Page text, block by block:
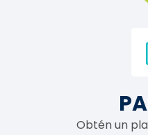
Obtén un